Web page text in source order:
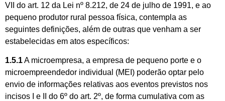
VII do art. 12 da Lei nº 8.212, de 24 de julho de 1991, e ao
pequeno produtor rural pessoa física, contempla as
seguintes definições, além de outras que venham a ser
estabelecidas em atos específicos:
1.5.1A microempresa, a empresa de pequeno porte e o
microempreendedor individual (MEI) poderão optar pelo
envio de informações relativas aos eventos previstos nos
incisos I e II do 6º do art. 2º, de forma cumulativa com as